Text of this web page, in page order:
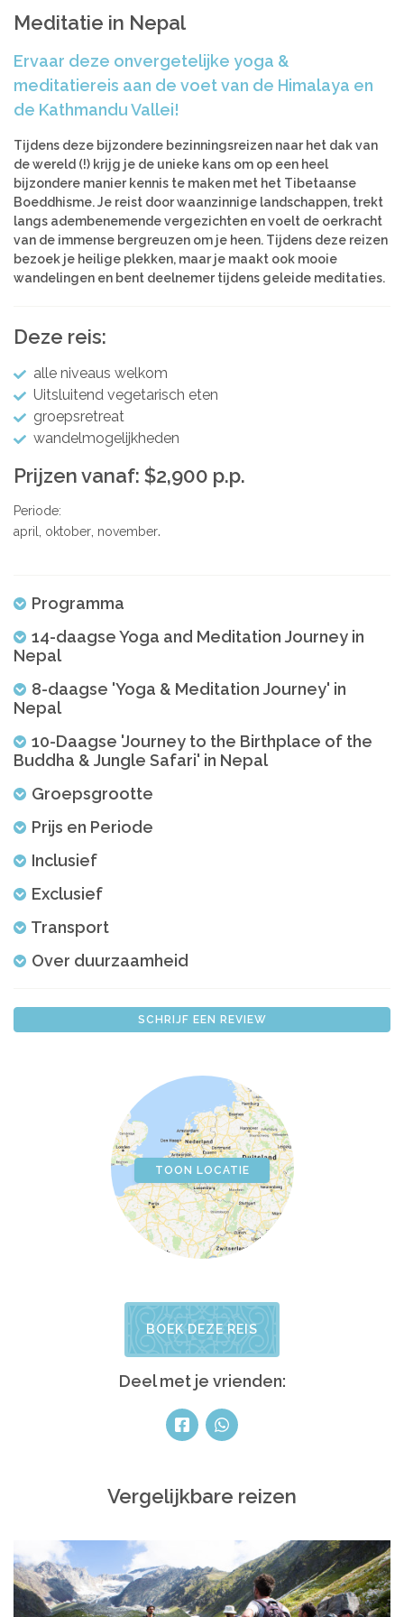
Women’s Retreats
Alle retreats
Indonesië
Nepal
Sri Lanka
Thailand
Afrika
Kenia
Marokko
Tanzania
Meditatie in Nepal
Ervaar deze onvergetelijke yoga &
meditatiereis aan de voet van de Himalaya en
de Kathmandu Vallei!
Tijdens deze bijzondere bezinningsreizen naar het dak van
de wereld (!) krijg je de unieke kans om op een heel
bijzondere manier kennis te maken met het Tibetaanse
Boeddhisme. Je reist door waanzinnige landschappen, trekt
langs adembenemende vergezichten en voelt de oerkracht
van de immense bergreuzen om je heen. Tijdens deze reizen
bezoek je heilige plekken, maar je maakt ook mooie
wandelingen en bent deelnemer tijdens geleide meditaties.
Deze reis:
alle niveaus welkom
Uitsluitend vegetarisch eten
groepsretreat
wandelmogelijkheden
Prijzen vanaf: $2,900 p.p.
Periode:
april
oktober november
Programma
14-daagse Yoga and Meditation Journey in
Nepal
8-daagse 'Yoga & Meditation Journey' in
Nepal
10-Daagse 'Journey to the Birthplace of the
Buddha & Jungle Safari' in Nepal
Groepsgrootte
Prijs en Periode
Inclusief
Exclusief
Transport
Over duurzaamheid
SCHRIJF EEN REVIEW
TOON LOCATIE
BOEK DEZE REIS
Deel met je vrienden:
Vergelijkbare reizen